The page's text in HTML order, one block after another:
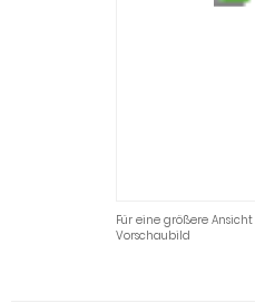
Für eine größere
Vorschaubild